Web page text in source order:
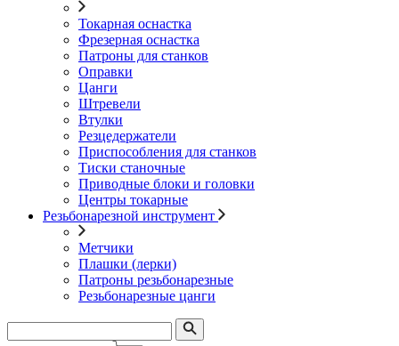
Токарная оснастка
Фрезерная оснастка
Патроны для станков
Оправки
Цанги
Штревели
Втулки
Резцедержатели
Приспособления для станков
Тиски станочные
Приводные блоки и головки
Центры токарные
Резьбонарезной инструмент
Метчики
Плашки (лерки)
Патроны резьбонарезные
Резьбонарезные цанги